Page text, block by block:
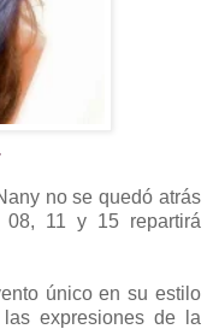
no se quedó atrás
11 y 15 repartirá
único en su estilo
expresiones de la